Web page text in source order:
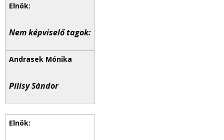
Nem képviselő tagok:
Pilisy Sándor